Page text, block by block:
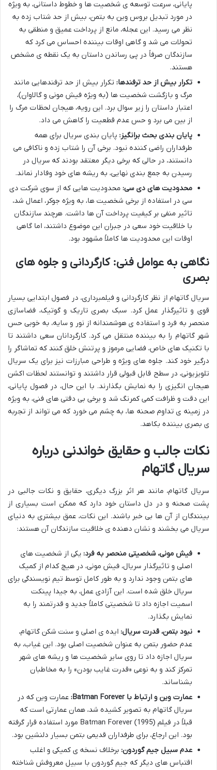
پایانی، سرعت توسعه ی شخصیت ها و خطوط داستانی، به ویژه
در مورد تبدیل بروس وین به بتمن، بیش از حد شتاب زده به
نظر می رسید. این عجله، مانع از پرداخت عمیق و منطقی به
تحولات می شد و گاهی اوقات بیننده احساس می کرد که
سازندگان صرفاً در پی رساندن داستان به یک نقطه ی مشخص
هستند.
تکرار بیش از حد ترفندها: تکرار بیش از حد ترفندهایی مانند
مرگ و بازگشت شخصیت ها (به ویژه فیش مونی و گالاوان)،
اعتبار داستان را زیر سوال برد. این رویه، هیجان لحظات مرگ را
از بین می برد و حس عدم قطعیت را کاهش می داد.
پایان بندی بحث برانگیز: پایان بندی سریال برای همه
طرفداران راضی کننده نبود. برخی آن را شتاب زده و ناکافی می
دانستند، در حالی که برخی دیگر معتقد بودند که سریال در
رسیدن به جمع بندی نهایی، به ریشه های خود وفادار نماند.
محدودیت های دی سی: محدودیت هایی که از سوی شرکت دی
سی در استفاده از برخی شخصیت ها، به ویژه جوکر، اعمال شد،
تاثیر منفی بر کیفیت پرداخت آن ها داشت. هرچند سازندگان
با خلاقیت خود سعی در جبران این موضوع داشتند، اما گاهی
اوقات این محدودیت ها کاملاً مشهود بود.
نگاهی به عوامل فنی: کارگردانی و جلوه های
بصری
سریال گاتهام از نظر کارگردانی و فیلمبرداری، در فصول ابتدایی بسیار
قوی و تاثیرگذار عمل کرد. سبک بصری تاریک و گوتیک، فضاسازی
منحصر به فرد و استفاده ی هوشمندانه از نور و سایه، به خوبی حس
شهر گاتهام را به بیننده منتقل می کرد. کارگردانان سعی داشتند تا
با تکنیک های خاص، فضایی مرموز و پرتنش خلق کنند که تماشاگر را
درگیر خود کند. جلوه های ویژه و طراحی مبارزات نیز برای یک سریال
تلویزیونی، در سطح قابل قبولی قرار داشتند و توانستند لحظات اکشن
هیجان انگیزی را به نمایش بگذارند. با این حال، در فصول پایانی،
این دقت و ظرافت کمی کمرنگ شد و برخی بی دقتی های فنی، به ویژه
در زمینه ی تداوم صحنه ها، به چشم می خورد که می تواند از تجربه
ی بصری بیننده بکاهد.
نکات جالب و حقایق خواندنی درباره
سریال گاتهام
سریال گاتهام، مانند هر اثر بزرگ دیگری، حقایق و نکات جالبی در
پشت صحنه و در دل داستان خود دارد که ممکن است بسیاری از
بینندگان از آن ها بی خبر باشند. این نکات، عمق بیشتری به دنیای
سریال می بخشند و نشان دهنده ی خلاقیت سازندگان آن هستند:
فیش مونی، شخصیتی منحصر به فرد: یکی از شخصیت های
اصلی و تاثیرگذار سریال، فیش مونی، در هیچ کدام از کمیک
های بتمن وجود ندارد و به طور کامل توسط تیم نویسندگی برای
سریال خلق شده است. این آزادی عمل، به جیدا پینکت
اسمیت اجازه داد تا شخصیتی کاملاً جدید و قدرتمند را به
نمایش بگذارد.
نبود بتمن، قدرت سریال: ایده ی اصلی و سنت شکن گاتهام،
عدم حضور بتمن به عنوان شخصیت اصلی بود. این غیاب، به
سریال اجازه داد تا روی سایر شخصیت ها و ریشه های شهر
تمرکز کند و به نوعی «قدرت غایب بودن» را به مخاطبان
بشناساند.
عمارت وین و ارتباط با Batman Forever:
عمارت وین که در
سریال گاتهام به تصویر کشیده شد، همان عمارتی است که
قبلاً در فیلم Batman Forever (1995) مورد استفاده قرار گرفته
بود. این ارجاع، برای طرفداران قدیمی بتمن بسیار دلنشین بود.
عدم سبیل جیم گوردون: برخلاف نسخه ی کمیکی و اغلب
اقتباس های دیگر که جیم گوردون با سبیل معروفش شناخته